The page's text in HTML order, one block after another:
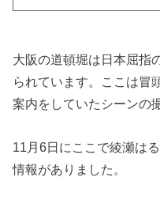
大阪の道頓堀は日本屈指
られています。ここは冒
案内をしていたシーンの
11月6日にここで綾瀬は
情報がありました。